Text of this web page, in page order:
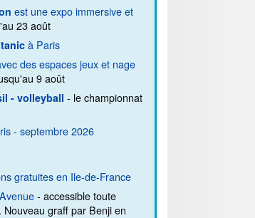
est une expo immersive et
23 août
à Paris
des espaces jeux et nage
9 août
- volleyball - le championnat
- septembre 2026
gratuites en Ile-de-France
- accessible toute
Nouveau graff par Benji en